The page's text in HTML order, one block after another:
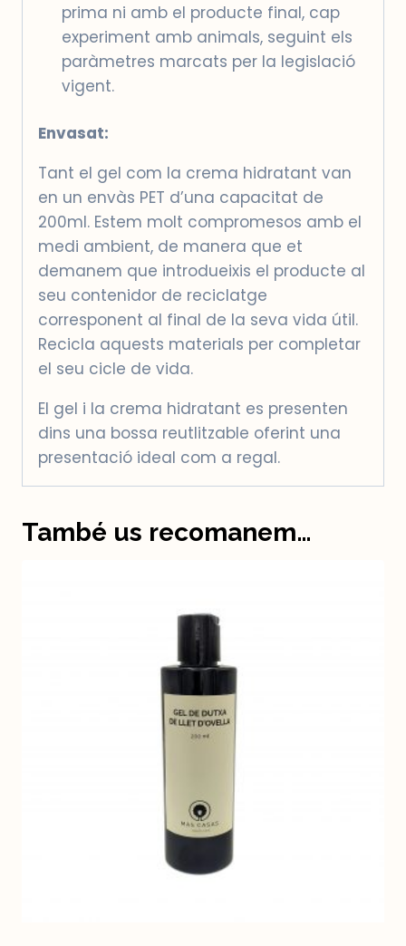
prima ni amb el producte final, cap
experiment amb animals, seguint els
paràmetres marcats per la legislació
vigent.
Envasat:
Tant el gel com la crema hidratant van
en un envàs PET d’una capacitat de
200ml. Estem molt compromesos amb el
medi ambient, de manera que et
demanem que introdueixis el producte al
seu contenidor de reciclatge
corresponent al final de la seva vida útil.
Recicla aquests materials per completar
el seu cicle de vida.
El gel i la crema hidratant es presenten
dins una bossa reutlitzable oferint una
presentació ideal com a regal.
També us recomanem…